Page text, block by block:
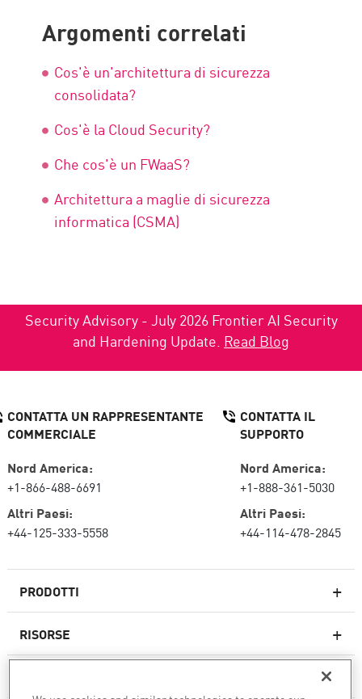
Argomenti correlati
Cos'è un'architettura di sicurezza
consolidata?
Cos'è la Cloud Security?
Che cos'è un FWaaS?
Architettura a maglie di sicurezza
informatica (CSMA)
Security Advisory - July 2026 Frontier AI Security
and Hardening Update. Read Blog
PRODOTTI
Firewall di nuova generazione
RISORSE
CONTATTA UN RAPPRESENTANTE
COMMERCIALE
Nord America:
+1-866-488-6691
Altri Paesi:
+44-125-333-5558
CONTATTA IL
SUPPORTO
Nord America:
+1-888-361-5030
Altri Paesi:
+44-114-478-2845